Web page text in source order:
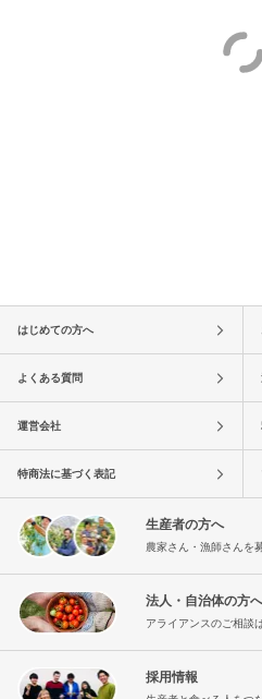
はじめての方へ
よくある質問
運営会社
特商法に基づく表記
生産者の方へ
農家さん・漁師さんを
法人・自治体の方へ
アライアンスのご相談
採用情報